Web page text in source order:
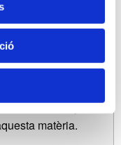
com als clients
resposta a la
el nou text, es
on tractarem
el conjunt de la
comptes
matèria.